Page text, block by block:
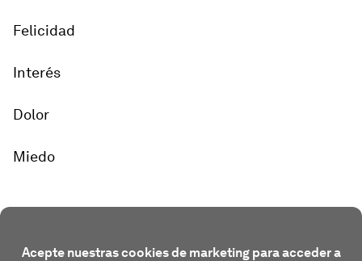
Felicidad
Interés
Dolor
Miedo
Acepte nuestras cookies de marketing para acceder a